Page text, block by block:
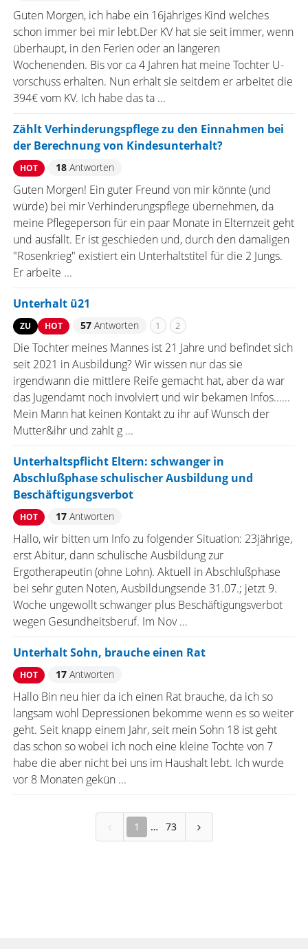
Guten Morgen, ich habe ein 16jähriges Kind welches
schon immer bei mir lebt.Der KV hat sie seit immer, wenn
überhaupt, in den Ferien oder an längeren
Wochenenden. Bis vor ca 4 Jahren hat meine Tochter U-
vorschuss erhalten. Nun erhält sie seitdem er arbeitet die
394€ vom KV. Ich habe das ta ...
Zählt Verhinderungspflege zu den Einnahmen bei
der Berechnung von Kindesunterhalt?
HOT 18Antworten
Guten Morgen! Ein guter Freund von mir könnte (und
würde) bei mir Verhinderungspflege übernehmen, da
meine Pflegeperson für ein paar Monate in Elternzeit geht
und ausfällt. Er ist geschieden und, durch den damaligen
"Rosenkrieg" existiert ein Unterhaltstitel für die 2 Jungs.
Er arbeite ...
Unterhalt ü21
ZU HOT 57Antworten 1 2
Die Tochter meines Mannes ist 21 Jahre und befindet sich
seit 2021 in Ausbildung? Wir wissen nur das sie
irgendwann die mittlere Reife gemacht hat, aber da war
das Jugendamt noch involviert und wir bekamen Infos......
Mein Mann hat keinen Kontakt zu ihr auf Wunsch der
Mutter&ihr und zahlt g ...
Unterhaltspflicht Eltern: schwanger in
Abschlußphase schulischer Ausbildung und
Beschäftigungsverbot
HOT 17Antworten
Hallo, wir bitten um Info zu folgender Situation: 23jährige,
erst Abitur, dann schulische Ausbildung zur
Ergotherapeutin (ohne Lohn). Aktuell in Abschlußphase
bei sehr guten Noten, Ausbildungsende 31.07.; jetzt 9.
Woche ungewollt schwanger plus Beschäftigungsverbot
wegen Gesundheitsberuf. Im Nov ...
Unterhalt Sohn, brauche einen Rat
HOT 17Antworten
Hallo Bin neu hier da ich einen Rat brauche, da ich so
langsam wohl Depressionen bekomme wenn es so weiter
geht. Seit knapp einem Jahr, seit mein Sohn 18 ist geht
das schon so wobei ich noch eine kleine Tochte von 7
habe die aber nicht bei uns im Haushalt lebt. Ich wurde
vor 8 Monaten gekün ...
1 73